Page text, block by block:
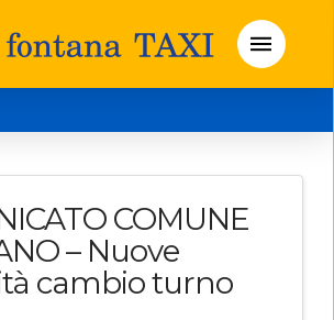
COMUNE
– Nuove
cambio turno